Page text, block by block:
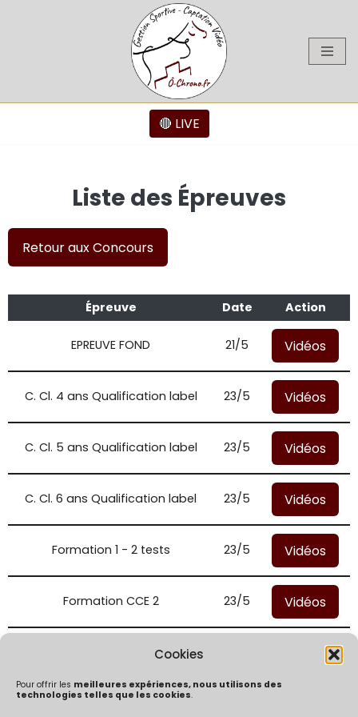
Cookies
Pour offrir les meilleures expériences, nous utilisons des
technologies telles que les cookies.
🔴 LIVE
Liste des Épreuves
Retour aux Concours
Épreuve Date Action
EPREUVE FOND 21/5 Vidéos
C. Cl. 4 ans Qualification label 23/5 Vidéos
C. Cl. 5 ans Qualification label 23/5 Vidéos
C. Cl. 6 ans Qualification label 23/5 Vidéos
Formation 1 - 2 tests 23/5 Vidéos
Formation CCE 2 23/5 Vidéos
Formation CCE 3 Vidéos